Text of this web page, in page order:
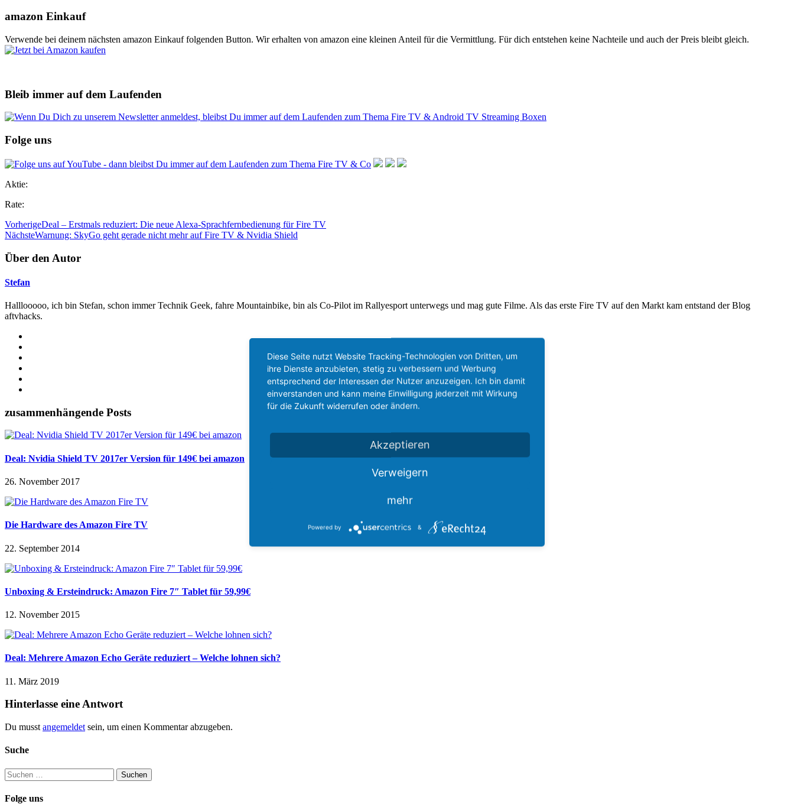
amazon Einkauf
Verwende bei deinem nächsten amazon Einkauf folgenden Button. Wir erhalten von amazon eine kleinen Anteil für die Vermittlung. Für dich entstehen keine Nachteile und auch der Preis bleibt gleich.
Bleib immer auf dem Laufenden
Folge uns
Aktie:
Rate:
VorherigeDeal – Erstmals reduziert: Die neue Alexa-Sprachfernbedienung für Fire TV
NächsteWarnung: SkyGo geht gerade nicht mehr auf Fire TV & Nvidia Shield
Über den Autor
Stefan
Halllooooo, ich bin Stefan, schon immer Technik Geek, fahre Mountainbike, bin als Co-Pilot im Rallyesport unterwegs und mag gute Filme. Als das erste Fire TV auf den Markt kam entstand der Blog
aftvhacks.
zusammenhängende Posts
Deal: Nvidia Shield TV 2017er Version für 149€ bei amazon
26. November 2017
Die Hardware des Amazon Fire TV
22. September 2014
Unboxing & Ersteindruck: Amazon Fire 7″ Tablet für 59,99€
12. November 2015
Deal: Mehrere Amazon Echo Geräte reduziert – Welche lohnen sich?
11. März 2019
Hinterlasse eine Antwort
Du musst angemeldet sein, um einen Kommentar abzugeben.
Suche
Suchen
nach:
Folge uns
Diese Seite nutzt Website Tracking-Technologien von Dritten, um
ihre Dienste anzubieten, stetig zu verbessern und Werbung
entsprechend der Interessen der Nutzer anzuzeigen. Ich bin damit
einverstanden und kann meine Einwilligung jederzeit mit Wirkung
für die Zukunft widerrufen oder ändern.
Akzeptieren
Verweigern
mehr
Powered by &